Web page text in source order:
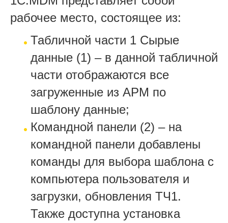
рабочее место, состоящее из:
Табличной части 1 Сырые
данные (1) – в данной табличной
части отображаются все
загруженные из АРМ по
шаблону данные;
Командной панели (2) – на
командной панели добавлены
команды для выбора шаблона с
компьютера пользователя и
загрузки, обновления ТЧ1.
Также доступна установка